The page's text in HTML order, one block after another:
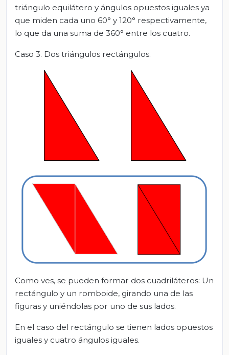
triángulo equilátero y ángulos opuestos iguales ya
que miden cada uno 60° y 120° respectivamente,
lo que da una suma de 360° entre los cuatro.
Caso 3. Dos triángulos rectángulos.
Como ves, se pueden formar dos cuadriláteros: Un
rectángulo y un romboide, girando una de las
figuras y uniéndolas por uno de sus lados.
En el caso del rectángulo se tienen lados opuestos
iguales y cuatro ángulos iguales.